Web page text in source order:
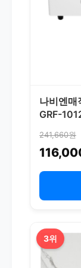
나비엔매
GRF-
241,660원
3위